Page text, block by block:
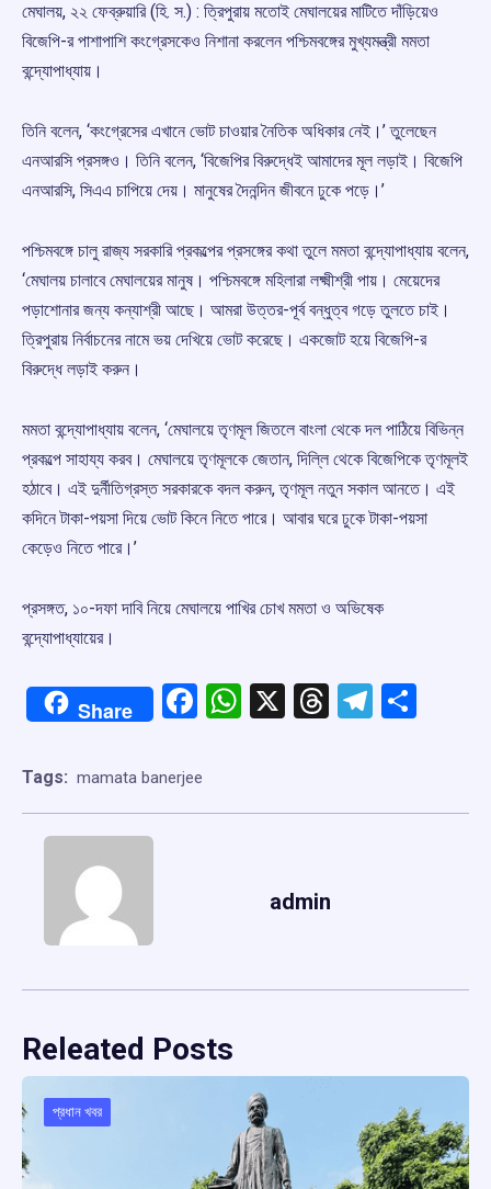
মেঘালয়, ২২ ফেব্রুয়ারি (হি. স.) : ত্রিপুরায় মতোই মেঘালয়ের মাটিতে দাঁড়িয়েও
বিজেপি-র পাশাপাশি কংগ্রেসকেও নিশানা করলেন পশ্চিমবঙ্গের মুখ্যমন্ত্রী মমতা
বন্দ্যোপাধ্যায়।
তিনি বলেন, ‘কংগ্রেসের এখানে ভোট চাওয়ার নৈতিক অধিকার নেই।’ তুলেছেন
এনআরসি প্রসঙ্গও। তিনি বলেন, ‘বিজেপির বিরুদ্ধেই আমাদের মূল লড়াই। বিজেপি
এনআরসি, সিএএ চাপিয়ে দেয়। মানুষের দৈনন্দিন জীবনে ঢুকে পড়ে।’
পশ্চিমবঙ্গে চালু রাজ্য সরকারি প্রকল্পের প্রসঙ্গের কথা তুলে মমতা বন্দ্যোপাধ্যায় বলেন,
‘মেঘালয় চালাবে মেঘালয়ের মানুষ। পশ্চিমবঙ্গে মহিলারা লক্ষ্মীশ্রী পায়। মেয়েদের
পড়াশোনার জন্য কন্যাশ্রী আছে। আমরা উত্তর-পূর্ব বন্ধুত্ব গড়ে তুলতে চাই।
ত্রিপুরায় নির্বাচনের নামে ভয় দেখিয়ে ভোট করেছে। একজোট হয়ে বিজেপি-র
বিরুদ্ধে লড়াই করুন।
মমতা বন্দ্যোপাধ্যায় বলেন, ‘মেঘালয়ে তৃণমূল জিতলে বাংলা থেকে দল পাঠিয়ে বিভিন্ন
প্রকল্পে সাহায্য করব। মেঘালয়ে তৃণমূলকে জেতান, দিল্লি থেকে বিজেপিকে তৃণমূলই
হঠাবে। এই দুর্নীতিগ্রস্ত সরকারকে বদল করুন, তৃণমূল নতুন সকাল আনতে। এই
কদিনে টাকা-পয়সা দিয়ে ভোট কিনে নিতে পারে। আবার ঘরে ঢুকে টাকা-পয়সা
কেড়েও নিতে পারে।’
প্রসঙ্গত, ১০-দফা দাবি নিয়ে মেঘালয়ে পাখির চোখ মমতা ও অভিষেক
বন্দ্যোপাধ্যায়ের।
Share Facebook
WhatsApp
X Threads
Tags: mamata banerjee
admin
Releated Posts
প্রধান খবর